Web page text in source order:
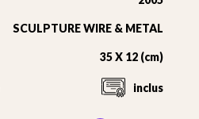
SCULPTURE WIRE & METAL
35 X 12 (cm)
inclus